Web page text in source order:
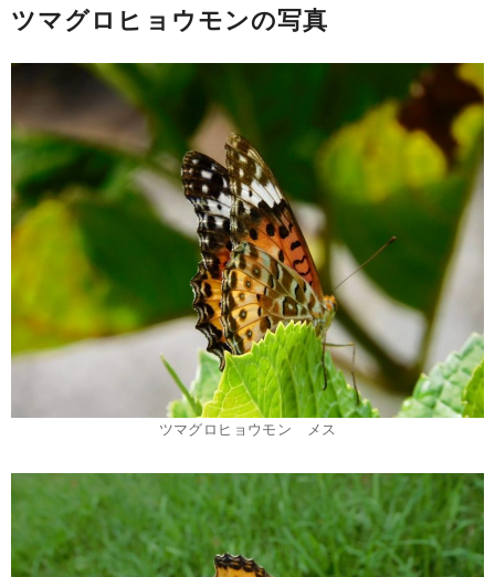
ツマグロヒョウモンの写真
ツマグロヒョウモン メス